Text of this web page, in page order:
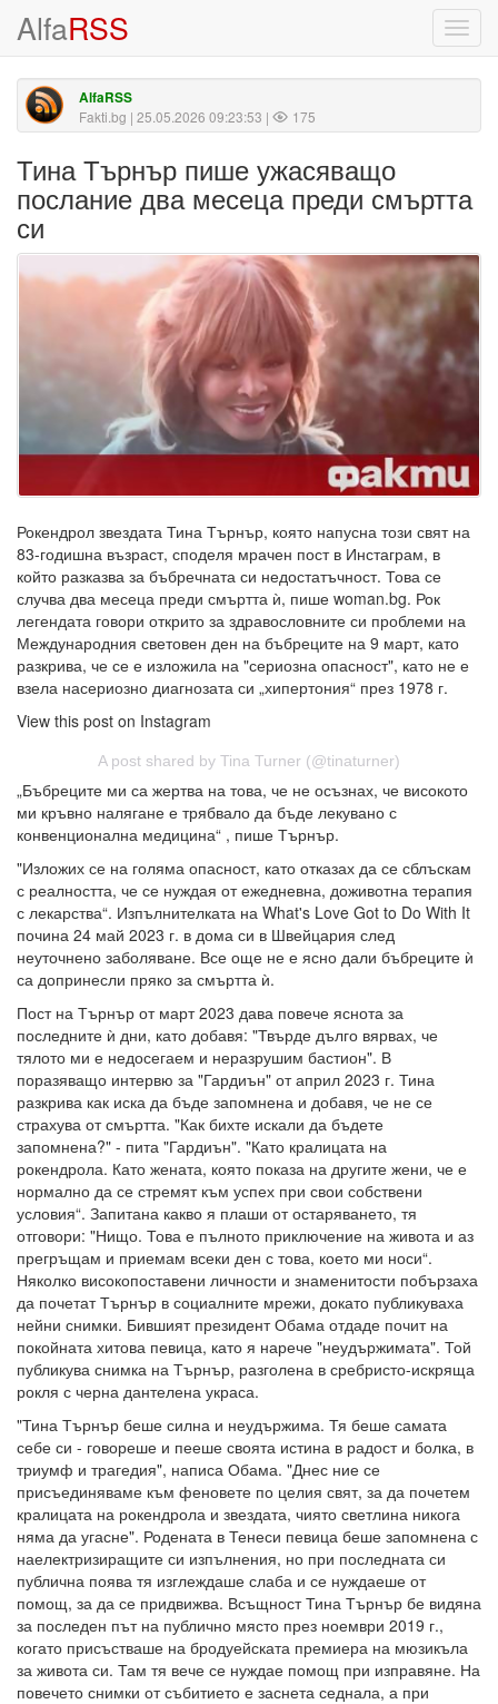
AlfaRSS
AlfaRSS
Fakti.bg | 25.05.2026 09:23:53 | 175
Тина Търнър пише ужасяващо
послание два месеца преди смъртта
си
Рокендрол звездата Тина Търнър, която напусна този свят на
83-годишна възраст, споделя мрачен пост в Инстаграм, в
който разказва за бъбречната си недостатъчност. Това се
случва два месеца преди смъртта ѝ, пише woman.bg. Рок
легендата говори открито за здравословните си проблеми на
Международния световен ден на бъбреците на 9 март, като
разкрива, че се е изложила на "сериозна опасност", като не е
взела насериозно диагнозата си „хипертония“ през 1978 г.
View this post on Instagram
A post shared by Tina Turner (@tinaturner)
„Бъбреците ми са жертва на това, че не осъзнах, че високото
ми кръвно налягане е трябвало да бъде лекувано с
конвенционална медицина“ , пише Търнър.
"Изложих се на голяма опасност, като отказах да се сблъскам
с реалността, че се нуждая от ежедневна, доживотна терапия
с лекарства“. Изпълнителката на What's Love Got to Do With It
почина 24 май 2023 г. в дома си в Швейцария след
неуточнено заболяване. Все още не е ясно дали бъбреците ѝ
са допринесли пряко за смъртта ѝ.
Пост на Търнър от март 2023 дава повече яснота за
последните ѝ дни, като добавя: "Твърде дълго вярвах, че
тялото ми е недосегаем и неразрушим бастион". В
поразяващо интервю за "Гардиън" от април 2023 г. Тина
разкрива как иска да бъде запомнена и добавя, че не се
страхува от смъртта. "Как бихте искали да бъдете
запомнена?" - пита "Гардиън". "Като кралицата на
рокендрола. Като жената, която показа на другите жени, че е
нормално да се стремят към успех при свои собствени
условия“. Запитана какво я плаши от остаряването, тя
отговори: "Нищо. Това е пълното приключение на живота и аз
прегръщам и приемам всеки ден с това, което ми носи“.
Няколко високопоставени личности и знаменитости побързаха
да почетат Търнър в социалните мрежи, докато публикуваха
нейни снимки. Бившият президент Обама отдаде почит на
покойната хитова певица, като я нарече "неудържимата". Той
публикува снимка на Търнър, разголена в сребристо-искряща
рокля с черна дантелена украса.
"Тина Търнър беше силна и неудържима. Тя беше самата
себе си - говореше и пееше своята истина в радост и болка, в
триумф и трагедия", написа Обама. "Днес ние се
присъединяваме към феновете по целия свят, за да почетем
кралицата на рокендрола и звездата, чиято светлина никога
няма да угасне". Родената в Тенеси певица беше запомнена с
наелектризиращите си изпълнения, но при последната си
публична поява тя изглеждаше слаба и се нуждаеше от
помощ, за да се придвижва. Всъщност Тина Търнър бе видяна
за последен път на публично място през ноември 2019 г.,
когато присъстваше на бродуейската премиера на мюзикъла
за живота си. Там тя вече се нуждае помощ при изправяне. На
повечето снимки от събитието е заснета седнала, а при